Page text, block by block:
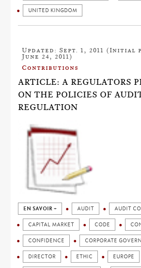
UNITED KINGDOM
Updated: Sept. 1, 2011 (Initial
June 24, 2011)
Contributions
ARTICLE: A REGULATORS
ON THE POLICIES OF
REGULATION
EN SAVOIR + AUDIT AUDIT
CAPITAL MARKET CODE
CONFIDENCE CORPORATE
DIRECTOR ETHIC EUROPE